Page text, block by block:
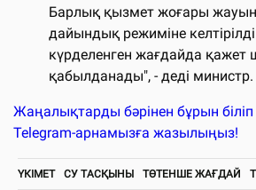
Барлық қызмет жоғары
дайындық режиміне
күрделенген жағдайда қажет
қабылданады", - деді министр.
Жаңалықтарды бәрінен бұрын
Telegram-арнамызға жазылыңыз!
ҮКІМЕТ СУ ТАСҚЫНЫ ТӨТЕНШЕ ЖАҒДАЙ